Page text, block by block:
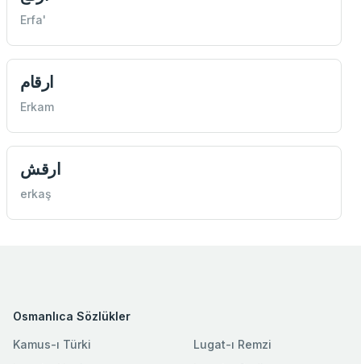
Erfa'
ارقام
Erkam
ارقش
erkaş
Osmanlıca Sözlükler
Kamus-ı Türki
Lugat-ı Remzi